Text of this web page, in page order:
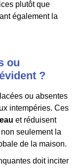
plutôt que
également la
ou
?
ou absentes
intempéries. Ces
et réduisent
seulement la
de la maison.
doit inciter